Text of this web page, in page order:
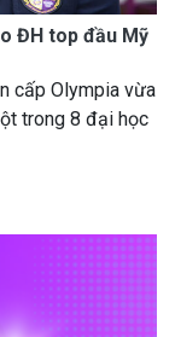
ĐH top đầu Mỹ
cấp Olympia vừa
trong 8 đại học